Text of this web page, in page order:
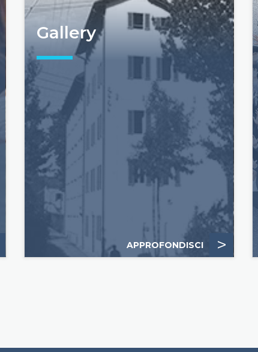
Gallery
APPROFONDISCI >